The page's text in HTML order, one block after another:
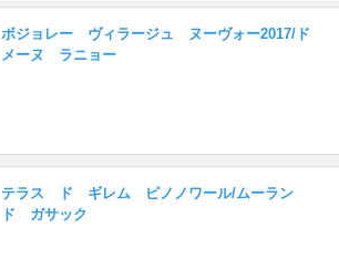
ボジョレー ヴィラージュ ヌーヴォー2017/ド
メーヌ ラニョー
テラス ド ギレム ピノノワール/ムーラン
ド ガサック